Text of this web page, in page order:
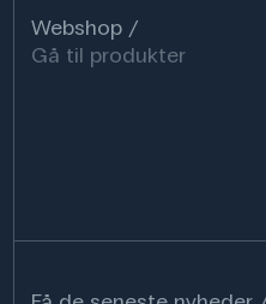
Webshop
Gå til produkter